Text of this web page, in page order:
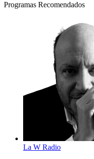
Programas Recomendados
La W Radio